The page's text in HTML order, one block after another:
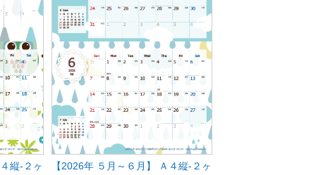
縦-２ヶ
【2026年 ５月～６月】 Ａ４縦-２ヶ